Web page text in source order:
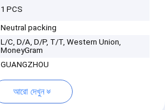
1 PCS
Neutral packing
L/C, D/A, D/P, T/T, Western Union,
MoneyGram
GUANGZHOU
আরো দেখুন